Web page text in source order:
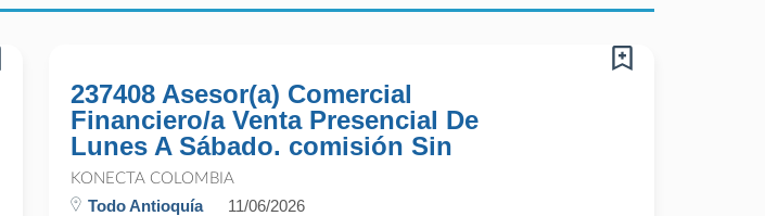
237408 Asesor(a) Comercial
Financiero/a Venta Presencial De
Lunes A Sábado. comisión Sin
KONECTA COLOMBIA
Todo Antioquía 11/06/2026